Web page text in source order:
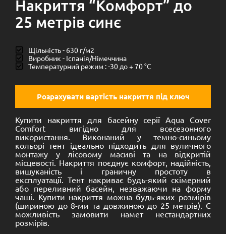
Накриття “Комфорт” до
25 метрів синє
Щільність - 630 г/м2
Виробник - Іспанія/Німеччина
Температурний режим : -30 до + 70 °C
Розрахувати вартість накриття під ключ
Купити накриття для басейну серії Aqua Cover
Comfort вигідно для всесезонного
використання. Виконаний у темно-синьому
кольорі тент ідеально підходить для вуличного
монтажу у лісовому масиві та на відкритій
місцевості. Накриття поєднує комфорт, надійність,
вишуканість і граничну простоту в
експлуатації. Тент накриває будь-який скімерний
або переливний басейн, незважаючи на форму
чаші. Купити накриття можна будь-яких розмірів
(шириною до 8-ми та довжиною до 25 метрів). Є
можливість замовити намет нестандартних
розмірів.